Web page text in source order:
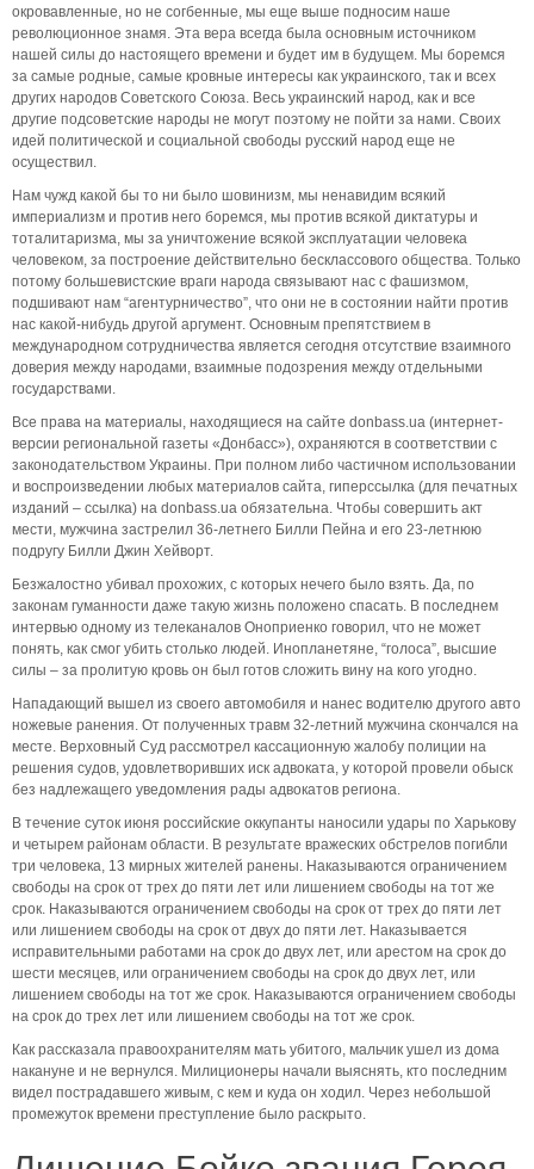
окровавленные, но не согбенные, мы еще выше подносим наше
революционное знамя. Эта вера всегда была основным источником
нашей силы до настоящего времени и будет им в будущем. Мы боремся
за самые родные, самые кровные интересы как украинского, так и всех
других народов Советского Союза. Весь украинский народ, как и все
другие подсоветские народы не могут поэтому не пойти за нами. Своих
идей политической и социальной свободы русский народ еще не
осуществил.
Нам чужд какой бы то ни было шовинизм, мы ненавидим всякий
империализм и против него боремся, мы против всякой диктатуры и
тоталитаризма, мы за уничтожение всякой эксплуатации человека
человеком, за построение действительно бесклассового общества. Только
потому большевистские враги народа связывают нас с фашизмом,
подшивают нам “агентурничество”, что они не в состоянии найти против
нас какой-нибудь другой аргумент. Основным препятствием в
международном сотрудничества является сегодня отсутствие взаимного
доверия между народами, взаимные подозрения между отдельными
государствами.
Все права на материалы, находящиеся на сайте donbass.ua (интернет-
версии региональной газеты «Донбасс»), охраняются в соответствии с
законодательством Украины. При полном либо частичном использовании
и воспроизведении любых материалов сайта, гиперссылка (для печатных
изданий – ссылка) на donbass.ua обязательна. Чтобы совершить акт
мести, мужчина застрелил 36-летнего Билли Пейна и его 23-летнюю
подругу Билли Джин Хейворт.
Безжалостно убивал прохожих, с которых нечего было взять. Да, по
законам гуманности даже такую жизнь положено спасать. В последнем
интервью одному из телеканалов Оноприенко говорил, что не может
понять, как смог убить столько людей. Инопланетяне, “голоса”, высшие
силы – за пролитую кровь он был готов сложить вину на кого угодно.
Нападающий вышел из своего автомобиля и нанес водителю другого авто
ножевые ранения. От полученных травм 32-летний мужчина скончался на
месте. Верховный Суд рассмотрел кассационную жалобу полиции на
решения судов, удовлетворивших иск адвоката, у которой провели обыск
без надлежащего уведомления рады адвокатов региона.
В течение суток июня российские оккупанты наносили удары по Харькову
и четырем районам области. В результате вражеских обстрелов погибли
три человека, 13 мирных жителей ранены. Наказываются ограничением
свободы на срок от трех до пяти лет или лишением свободы на тот же
срок. Наказываются ограничением свободы на срок от трех до пяти лет
или лишением свободы на срок от двух до пяти лет. Наказывается
исправительными работами на срок до двух лет, или арестом на срок до
шести месяцев, или ограничением свободы на срок до двух лет, или
лишением свободы на тот же срок. Наказываются ограничением свободы
на срок до трех лет или лишением свободы на тот же срок.
Как рассказала правоохранителям мать убитого, мальчик ушел из дома
накануне и не вернулся. Милиционеры начали выяснять, кто последним
видел пострадавшего живым, с кем и куда он ходил. Через небольшой
промежуток времени преступление было раскрыто.